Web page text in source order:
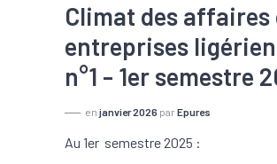
Climat des affaires
entreprises
n°1 - 1er semestre
en janvier 2026 par Epures
Au 1er semestre 2025 :